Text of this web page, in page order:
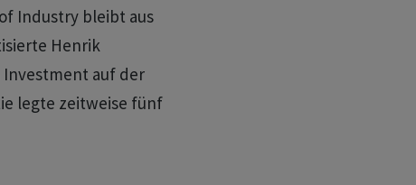
Industry bleibt aus
Henrik
Investment auf der
legte zeitweise fünf